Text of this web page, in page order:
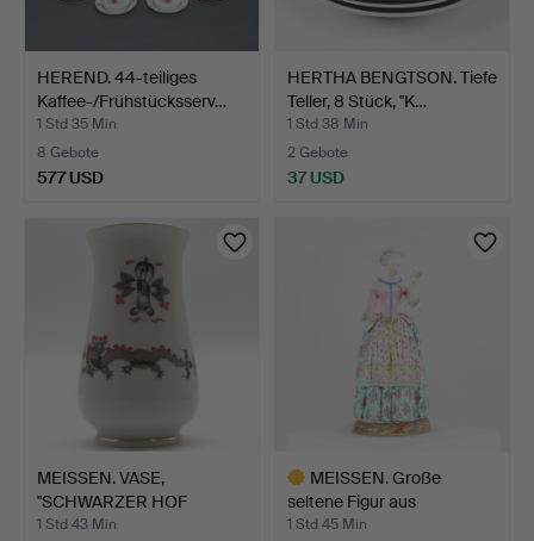
HEREND. 44-teiliges
Kaffee-/Frühstücksserv…
1 Std 35 Min
8 Gebote
577 USD
HERTHA BENGTSON. Tiefe
Teller, 8 Stück, "K…
1 Std 38 Min
2 Gebote
37 USD
MEISSEN. VASE,
"SCHWARZER HOF
DRACHE", MIT…
1 Std 43 Min
MEISSEN. Große
seltene Figur aus
überglasu…
1 Std 45 Min